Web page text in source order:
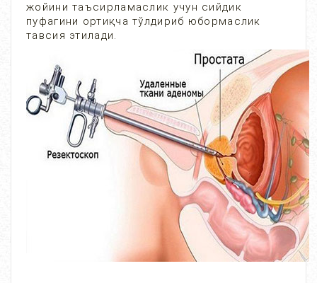
жойини таъсирламаслик учун сийдик
пуфагини ортиқча тўлдириб юбормаслик
тавсия этилади.